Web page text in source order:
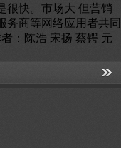
很快。市场大 但营销
务商等网络应用者共同
：陈浩 宋扬 蔡锷 元